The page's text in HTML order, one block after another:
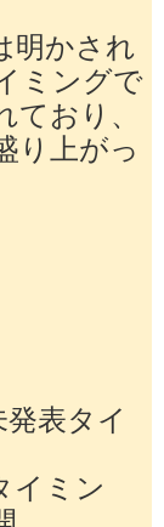
明かされ
ミングで
ており、
り上がっ
表タイ
イミン